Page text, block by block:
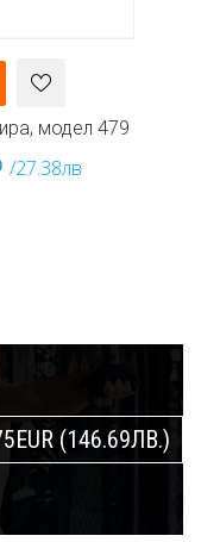
модел 479
/27.38лв
(146.69ЛВ.)